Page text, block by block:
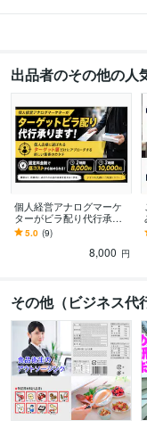
出品者のその他の人
個人経営アナログマーケ
ターがビラ配り代行承り
ます 個人店様に選ばれる
ターゲットビラ配り代行
で効果的に新規集客
5.0 (9)
8,000 円
その他（ビジネス代